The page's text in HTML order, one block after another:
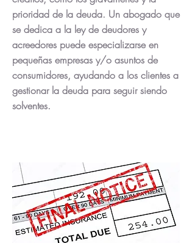
prioridad de la deuda. Un abogado que
se dedica a la ley de deudores y
acreedores puede especializarse en
pequeñas empresas y/o asuntos de
consumidores, ayudando a los clientes a
gestionar la deuda para seguir siendo
solventes.